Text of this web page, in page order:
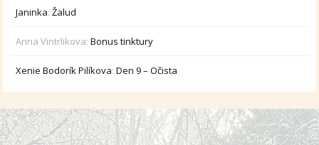
Janinka:Žalud
Anna Vintrlikova:Bonus tinktury
Xenie Bodorík Pilíkova:Den 9 – Očista